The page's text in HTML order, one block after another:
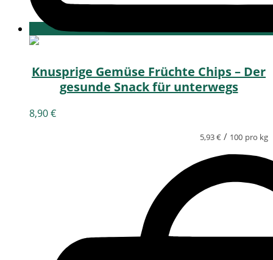
Knusprige Gemüse Früchte Chips – Der
gesunde Snack für unterwegs
8,90€
5,93€ / 100 pro kg